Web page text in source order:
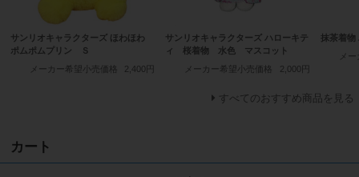
サンリオキャラクターズ ほわほわ
ポムポムプリン Ｓ
メーカー希望小売価格
2,400円
サンリオキャラクターズ ハローキテ
ィ 桜着物 水色 マスコット
メーカー希望小売価格
2,000円
抹茶着物
メ
すべてのおすすめ商品を見る
カート